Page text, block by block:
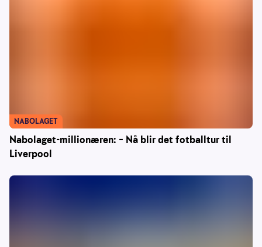
Nabolaget-millionæren: – Nå blir det fotballtur til
Liverpool
NABOLAGET